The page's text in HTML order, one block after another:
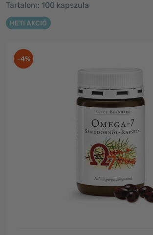
Tartalom: 100 kapszula
HETI AKCIÓ
-4%